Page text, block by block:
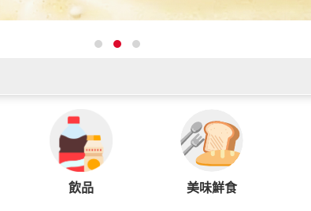
飲品 美味鮮食